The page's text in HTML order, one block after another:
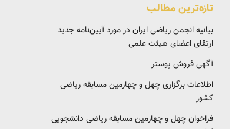
تازه‌ترین مطالب
بیانیه انجمن ریاضی ایران در مورد آیین‌نامه جدید
ارتقای اعضای هیئت علمی
آگهی فروش پوستر
اطلاعات برگزاری چهل و چهارمین مسابقه ریاضی
کشور
فراخوان چهل و چهارمین مسابقه ریاضی دانشجویی